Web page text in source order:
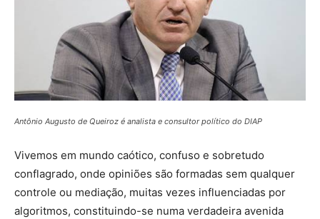
Antônio Augusto de Queiroz é analista e consultor político do DIAP
Vivemos em mundo caótico, confuso e sobretudo
conflagrado, onde opiniões são formadas sem qualquer
controle ou mediação, muitas vezes influenciadas por
algoritmos, constituindo-se numa verdadeira avenida